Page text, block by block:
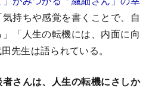
持ちや感覚を書くことで、自
「人生の転機には、内面に向
先生は語られている。
さんは、人生の転機にさしか